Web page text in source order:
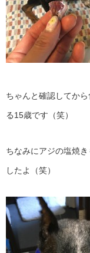
ちゃんと確認してか
る15歳です（笑）
ちなみにアジの塩焼
したよ（笑）